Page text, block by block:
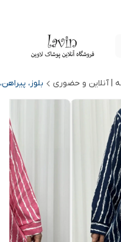
| آنلاین و حضوری بلوز،